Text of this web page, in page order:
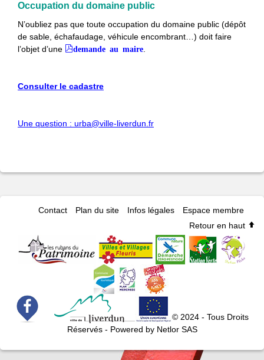
Occupation du domaine public
N’oubliez pas que toute occupation du domaine public (dépôt
de sable, échafaudage, véhicule encombrant…) doit faire
l’objet d’une
demande au maire
Consulter le cadastre
Une question : urba@ville-liverdun.fr
Contact Plan du site Infos légales
Espace membre
Retour en haut
© 2024 - Tous Droits
Réservés - Powered by Netlor SAS